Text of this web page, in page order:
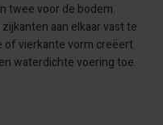
twee voor de bodem.
aan elkaar vast te
of vierkante vorm creëert.
waterdichte voering toe.